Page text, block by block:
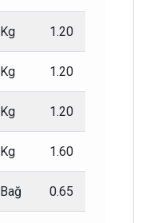
Kg 1.20
Kg 1.20
Kg 1.20
Kg 1.60
Bağ 0.65